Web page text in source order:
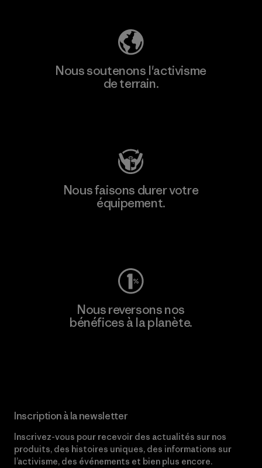
Nous soutenons l'activisme
de terrain.
Nous faisons durer votre
équipement.
Nous reversons nos
bénéfices à la planète.
Inscription à la newsletter
Inscrivez-vous pour recevoir des actualités sur nos
produits, des histoires uniques, des informations sur
l’activisme, des événements et bien plus encore.